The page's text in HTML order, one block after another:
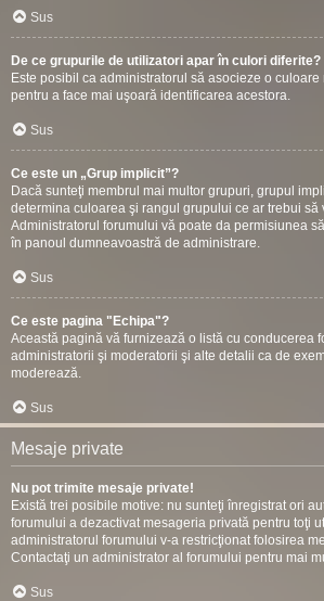
Sus
De ce grupurile de utilizatori apar în culori diferite?
Este posibil ca administratorul să asocieze o
pentru a face mai uşoară identificarea acestora.
Sus
Ce este un „Grup implicit”?
Dacă sunteţi membrul mai multor grupuri, grupul
determina culoarea şi rangul grupului ce ar trebui să
Administratorul forumului vă poate da permisiunea
în panoul dumneavoastră de administrare.
Sus
Ce este pagina "Echipa"?
Această pagină vă furnizează o listă cu conducerea
administratorii şi moderatorii şi alte detalii ca de
moderează.
Sus
Mesaje private
Nu pot trimite mesaje private!
Există trei posibile motive: nu sunteţi înregistrat ori
forumului a dezactivat mesageria privată pentru toţi
administratorul forumului v-a restricţionat folosirea
Contactaţi un administrator al forumului pentru mai
Sus